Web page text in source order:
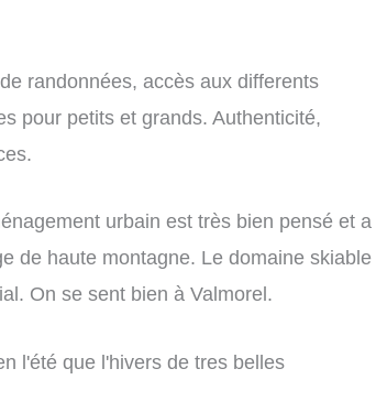
randonnées, accès aux differents
pour petits et grands. Authenticité,
urbain est très bien pensé et a
de haute montagne. Le domaine skiable
On se sent bien à Valmorel.
l'été que l'hivers de tres belles